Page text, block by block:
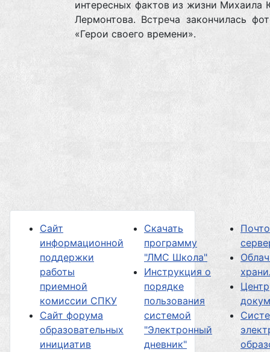
интересных фактов из жизни Михаила
Лермонтова. Встреча закончилась
«Герои своего времени».
Сайт
информационной
поддержки
работы
приемной
комиссии СПКУ
Сайт форума
образовательных
инициатив
Скачать
программу
"ЛМС Школа"
Инструкция о
порядке
пользования
системой
"Электронный
дневник"
Центр